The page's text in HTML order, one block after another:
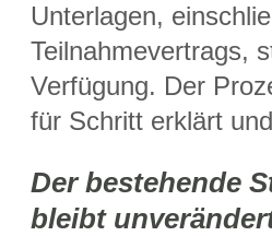
Unterlagen,
Teilnahmevertrags,
Verfügung. Der
für Schritt erklärt
Der bestehende
bleibt